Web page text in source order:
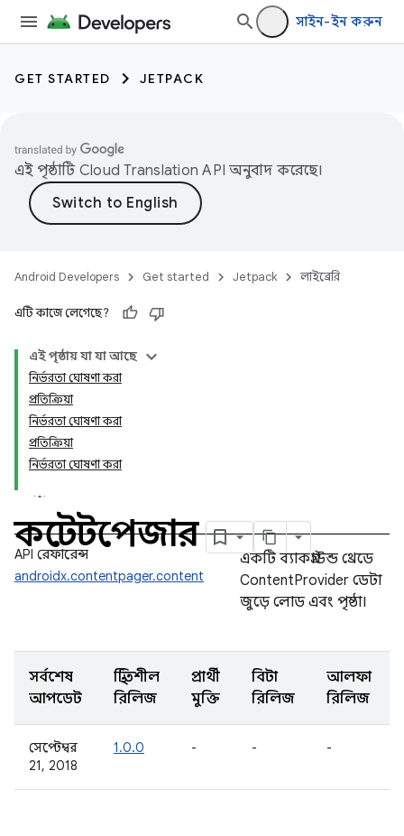
সাইন-ইন করুন
GET STARTED JETPACK
এই পৃষ্ঠাটি Cloud Translation API অনুবাদ করেছে।
Android Developers Get started Jetpack লাইব্রেরি
এটি কাজে লেগেছে?
এই পৃষ্ঠায় যা যা আছে
নির্ভরতা ঘোষণা করা
প্রতিক্রিয়া
নির্ভরতা ঘোষণা করা
প্রতিক্রিয়া
নির্ভরতা ঘোষণা করা
কন্টেন্টপেজার
API রেফারেন্স
androidx.contentpager.content
একটি ব্যাকগ্রাউন্ড থ্রেডে
ContentProvider ডেটা
জুড়ে লোড এবং পৃষ্ঠা।
সর্বশেষ
আপডেট
স্থিতিশীল
রিলিজ
প্রার্থী
মুক্তি
বিটা
রিলিজ
আলফা
রিলিজ
সেপ্টেম্বর
21, 2018
1.0.0 - - -